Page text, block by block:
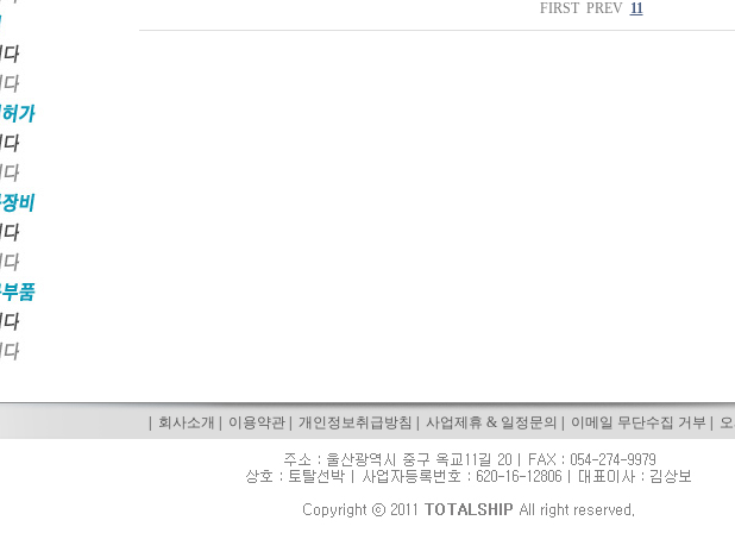
FIRST PREV 11
회사소개 이용약관| 개인정보취급방침 사업제휴 & 일정문의 이메일 무단수집 거부